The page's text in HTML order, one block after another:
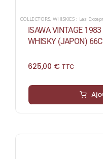
COLLECTORS,WHISKIES : Les
ISAWA VINTAGE
WHISKY (JAPON)
625,00 € TTC